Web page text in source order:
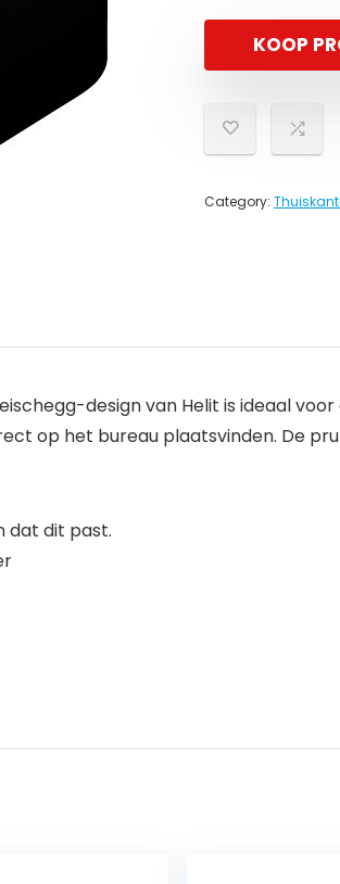
KOOP
Category:
design van Helit is ideaal
op het bureau plaatsvinden. De
dat dit past.